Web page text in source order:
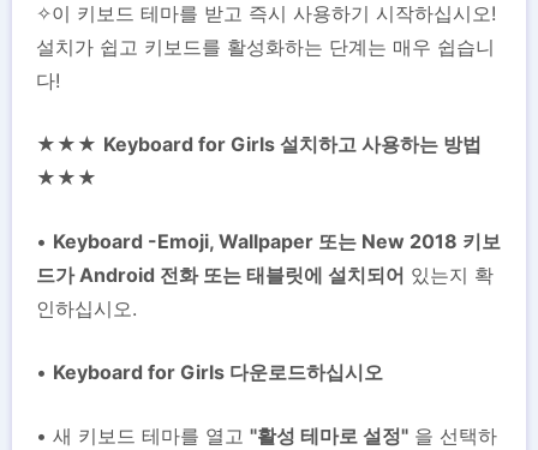
✧이 키보드 테마를 받고 즉시 사용하기 시작하십시오!
설치가 쉽고 키보드를 활성화하는 단계는 매우 쉽습니
다!
★★★ Keyboard for Girls 설치하고 사용하는 방법
★★★
• Keyboard -Emoji, Wallpaper 또는 New 2018 키보
드가 Android 전화 또는 태블릿에 설치되어 있는지 확
인하십시오.
• Keyboard for Girls 다운로드하십시오
• 새 키보드 테마를 열고 "활성 테마로 설정" 을 선택하